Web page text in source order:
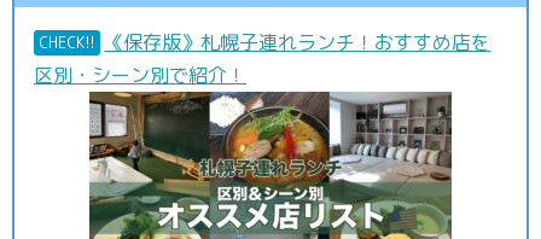
CHECK!!
《保存版》札幌子連れランチ！おすすめ店を
区別・シーン別で紹介！